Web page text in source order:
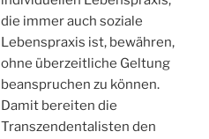
die immer auch soziale
Lebenspraxis ist, bewähren,
ohne überzeitliche Geltung
beanspruchen zu können.
Damit bereiten die
Transzendentalisten den